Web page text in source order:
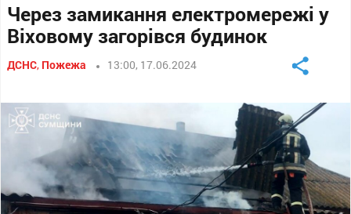
Через замикання електромережі у
Віховому загорівся будинок
ДСНС, Пожежа 13:00, 17.06.2024